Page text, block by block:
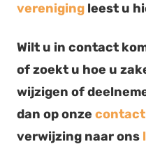
vereniging leest u
Wilt u in contact
of zoekt u hoe u
wijzigen of
dan op onze contact
verwijzing naar ons